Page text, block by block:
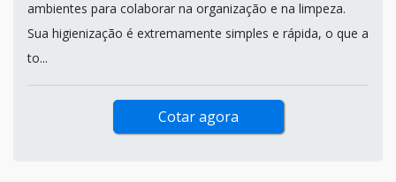
ambientes para colaborar na organização e na limpeza.
Sua higienização é extremamente simples e rápida, o que a
to...
Cotar agora